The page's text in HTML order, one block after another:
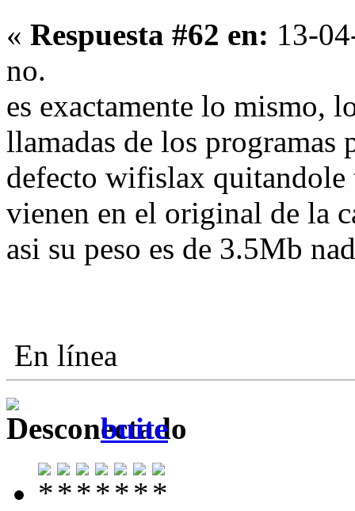
« Respuesta #62 en: 13-
no.
es exactamente lo mismo,
llamadas de los programas
defecto wifislax quitandole
vienen en el original de la
asi su peso es de 3.5Mb
En línea
buite